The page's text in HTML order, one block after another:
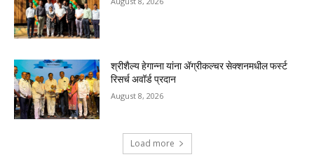
श्रीशैल्य हेगान्ना यांना ॲग्रीकल्चर सेक्शनमधील फर्स्ट
रिसर्च अवॉर्ड प्रदान
August 8, 2026
Load more